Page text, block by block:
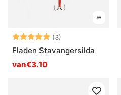
Beoordeling:
(3)
Fladen Stavangersilda
van€3.10